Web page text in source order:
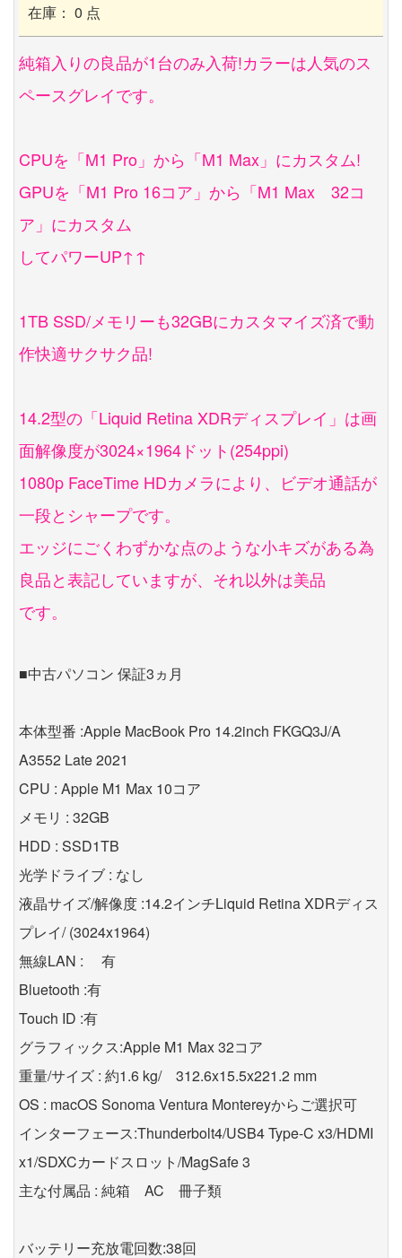
在庫： 0 点
純箱入りの良品が1台のみ入荷!カラーは人気のス
ペースグレイです。
CPUを「M1 Pro」から「M1 Max」にカスタム!
GPUを「M1 Pro 16コア」から「M1 Max 32コ
ア」にカスタム
してパワーUP↑↑
1TB SSD/メモリーも32GBにカスタマイズ済で動
作快適サクサク品!
14.2型の「Liquid Retina XDRディスプレイ」は画
面解像度が3024×1964ドット(254ppi)
1080p FaceTime HDカメラにより、ビデオ通話が
一段とシャープです。
エッジにごくわずかな点のような小キズがある為
良品と表記していますが、それ以外は美品
です。
■中古パソコン 保証3ヵ月
本体型番 :Apple MacBook Pro 14.2inch FKGQ3J/A
A3552 Late 2021
CPU : Apple M1 Max 10コア
メモリ : 32GB
HDD : SSD1TB
光学ドライブ : なし
液晶サイズ/解像度 :14.2インチLiquid Retina XDRディス
プレイ/ (3024x1964)
無線LAN : 有
Bluetooth :有
Touch ID :有
グラフィックス:Apple M1 Max 32コア
重量/サイズ : 約1.6 kg/ 312.6x15.5x221.2 mm
OS : macOS Sonoma Ventura Montereyからご選択可
インターフェース:Thunderbolt4/USB4 Type-C x3/HDMI
x1/SDXCカードスロット/MagSafe 3
主な付属品 : 純箱 AC 冊子類
バッテリー充放電回数:38回